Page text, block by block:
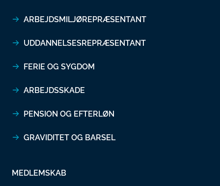
ARBEJDSMILJØREPRÆSENTANT
UDDANNELSESREPRÆSENTANT
FERIE OG SYGDOM
ARBEJDSSKADE
PENSION OG EFTERLØN
GRAVIDITET OG BARSEL
MEDLEMSKAB